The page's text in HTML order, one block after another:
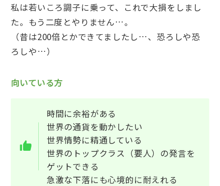
私は若いころ調子に乗って、これで大損をしまし
た。もう二度とやりません…。
（昔は200倍とかできてましたし…、恐ろしや恐
ろしや…）
向いている方
時間に余裕がある
世界の通貨を動かしたい
世界情勢に精通している
世界のトップクラス（要人）の発言を
ゲットできる
急激な下落にも心境的に耐えれる